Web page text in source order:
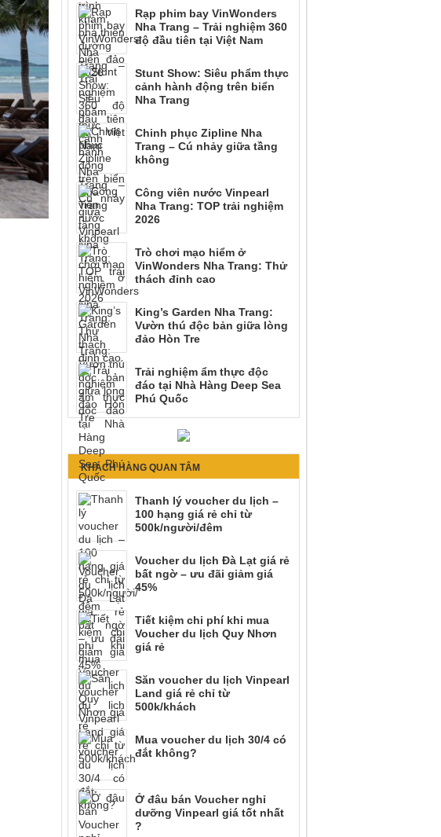
Rạp phim bay VinWonders
Nha Trang – Trải nghiệm 360
độ đầu tiên tại Việt Nam
Stunt Show: Siêu phẩm thực
cảnh hành động trên biển
Nha Trang
Chinh phục Zipline Nha
Trang – Cú nhảy giữa tầng
không
Công viên nước Vinpearl
Nha Trang: TOP trải nghiệm
2026
Trò chơi mạo hiểm ở
VinWonders Nha Trang: Thử
thách đỉnh cao
King’s Garden Nha Trang:
Vườn thú độc bản giữa lòng
đảo Hòn Tre
Trải nghiệm ẩm thực độc
đáo tại Nhà Hàng Deep Sea
Phú Quốc
KHÁCH HÀNG QUAN TÂM
Thanh lý voucher du lịch –
100 hạng giá rẻ chỉ từ
500k/người/đêm
Voucher du lịch Đà Lạt giá rẻ
bất ngờ – ưu đãi giảm giá
45%
Tiết kiệm chi phí khi mua
Voucher du lịch Quy Nhơn
giá rẻ
Săn voucher du lịch Vinpearl
Land giá rẻ chỉ từ
500k/khách
Mua voucher du lịch 30/4 có
đắt không?
Ở đâu bán Voucher nghỉ
dưỡng Vinpearl giá tốt nhất
?